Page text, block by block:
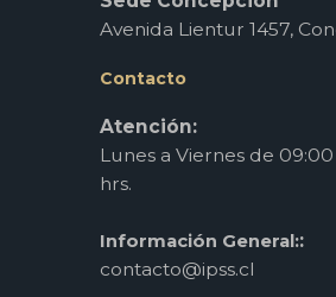
Avenida Lientur 1457,
Contacto
Atención:
Lunes a Viernes de 09:00
hrs.
Información General::
contacto@ipss.cl